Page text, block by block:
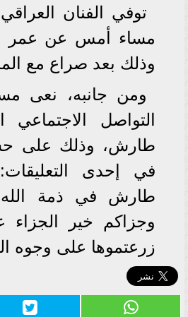
توفي الفنان
وذلك بعد صراع مع
ومن جانبه، نعى
التواصل
طارش، وذلك على
في إحدى
طارش في ذمة الله
وجزاكم خير
زرعتموها على وجوه